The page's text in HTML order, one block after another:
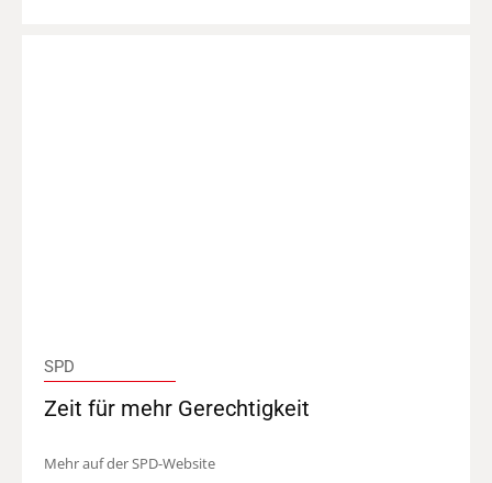
SPD
Zeit für mehr Gerechtigkeit
Mehr auf der SPD-Website